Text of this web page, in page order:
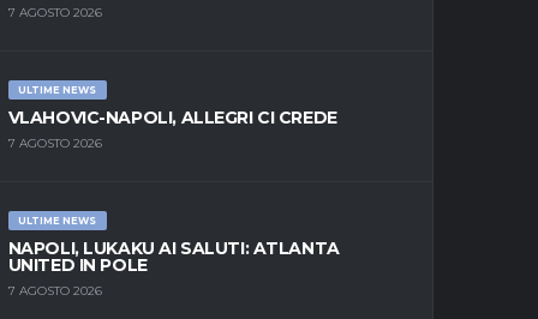
7 AGOSTO 2026
ULTIME NEWS
VLAHOVIC-NAPOLI, ALLEGRI CI CREDE
7 AGOSTO 2026
ULTIME NEWS
NAPOLI, LUKAKU AI SALUTI: ATLANTA
UNITED IN POLE
7 AGOSTO 2026